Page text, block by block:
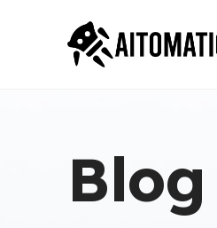
Blog